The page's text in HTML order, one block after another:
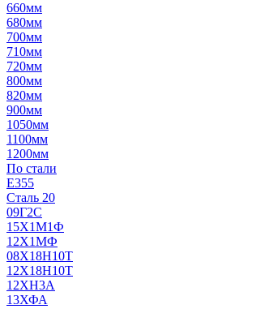
660мм
680мм
700мм
710мм
720мм
800мм
820мм
900мм
1050мм
1100мм
1200мм
По стали
E355
Сталь 20
09Г2С
15Х1М1Ф
12Х1МФ
08Х18Н10Т
12Х18Н10Т
12ХН3А
13ХФА